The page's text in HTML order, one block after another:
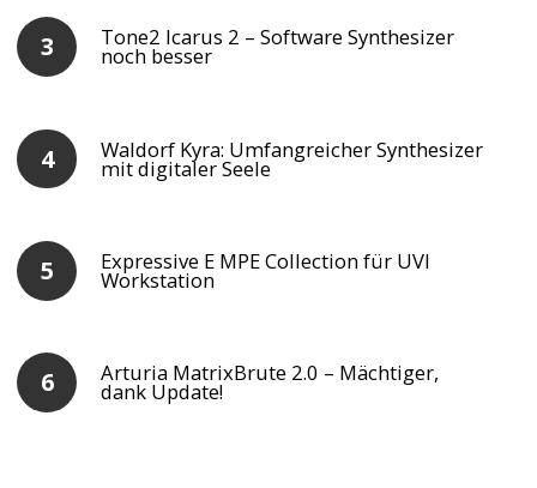
Tone2 Icarus 2 – Software Synthesizer
noch besser
Waldorf Kyra: Umfangreicher Synthesizer
mit digitaler Seele
Expressive E MPE Collection für UVI
Workstation
Arturia MatrixBrute 2.0 – Mächtiger,
dank Update!